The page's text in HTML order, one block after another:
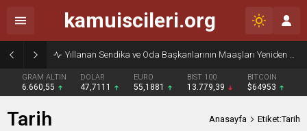
Yıllanan Sendika ve Oda Başkanlarının Maaşları Yeniden Gündemde
GRAM ALTIN
6.660,55
DOLAR
47,7111
EURO
55,1881
BIST 100
13.779,39
BITCOIN
$64953
kamuiscileri.org
Tarih Anasayfa Etiket:Tarih